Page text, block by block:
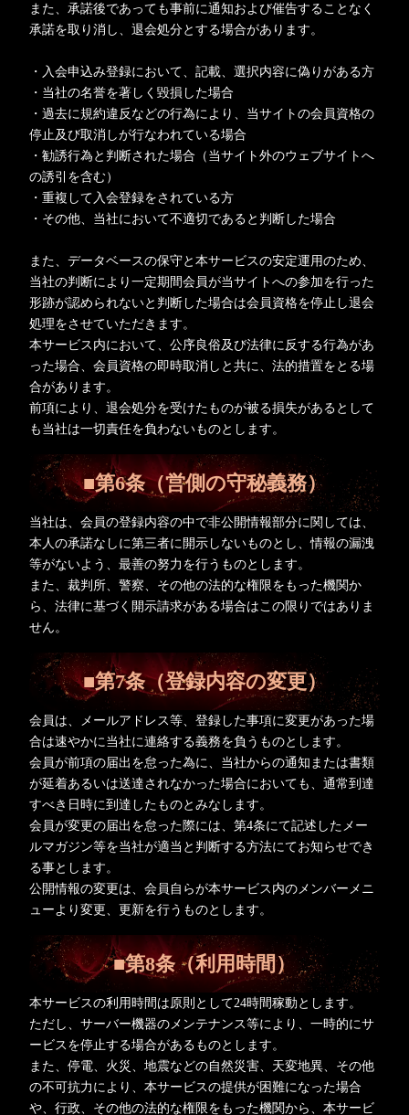
また、承諾後であっても事前に通知および催告することなく
承諾を取り消し、退会処分とする場合があります。
・入会申込み登録において、記載、選択内容に偽りがある方
・当社の名誉を著しく毀損した場合
・過去に規約違反などの行為により、当サイトの会員資格の
停止及び取消しが行なわれている場合
・勧誘行為と判断された場合（当サイト外のウェブサイトへ
の誘引を含む）
・重複して入会登録をされている方
・その他、当社において不適切であると判断した場合
また、データベースの保守と本サービスの安定運用のため、
当社の判断により一定期間会員が当サイトへの参加を行った
形跡が認められないと判断した場合は会員資格を停止し退会
処理をさせていただきます。
本サービス内において、公序良俗及び法律に反する行為があ
った場合、会員資格の即時取消しと共に、法的措置をとる場
合があります。
前項により、退会処分を受けたものが被る損失があるとして
も当社は一切責任を負わないものとします。
■第6条（営側の守秘義務）
当社は、会員の登録内容の中で非公開情報部分に関しては、
本人の承諾なしに第三者に開示しないものとし、情報の漏洩
等がないよう、最善の努力を行うものとします。
また、裁判所、警察、その他の法的な権限をもった機関か
ら、法律に基づく開示請求がある場合はこの限りではありま
せん。
■第7条（登録内容の変更）
会員は、メールアドレス等、登録した事項に変更があった場
合は速やかに当社に連絡する義務を負うものとします。
会員が前項の届出を怠った為に、当社からの通知または書類
が延着あるいは送達されなかった場合においても、通常到達
すべき日時に到達したものとみなします。
会員が変更の届出を怠った際には、第4条にて記述したメー
ルマガジン等を当社が適当と判断する方法にてお知らせでき
る事とします。
公開情報の変更は、会員自らが本サービス内のメンバーメニ
ューより変更、更新を行うものとします。
■第8条（利用時間）
本サービスの利用時間は原則として24時間稼動とします。
ただし、サーバー機器のメンテナンス等により、一時的にサ
ービスを停止する場合があるものとします。
また、停電、火災、地震などの自然災害、天変地異、その他
の不可抗力により、本サービスの提供が困難になった場合
や、行政、その他の法的な権限をもった機関から、本サービ